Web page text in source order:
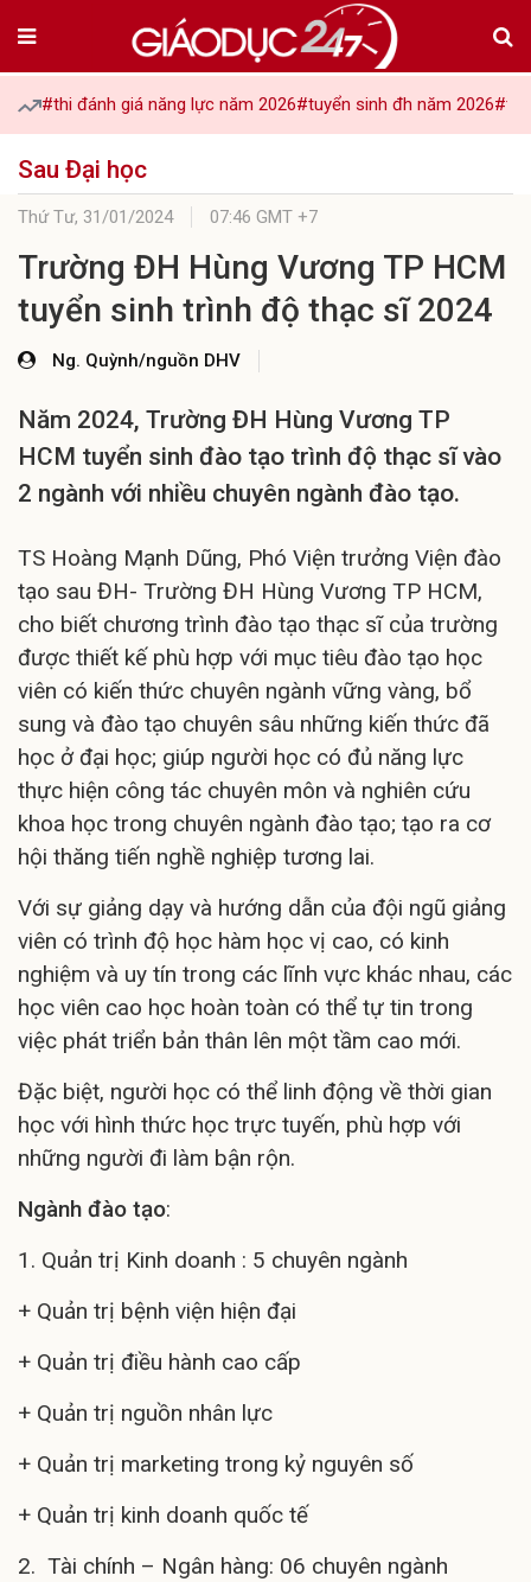
#thi đánh giá năng lực năm 2026#tuyển sinh đh năm 2026
Sau Đại học
Thứ Tư, 31/01/2024 07:46 GMT +7
Trường ĐH Hùng Vương TP HCM
tuyển sinh trình độ thạc sĩ 2024
Ng. Quỳnh/nguồn DHV
Năm 2024, Trường ĐH Hùng Vương TP
HCM tuyển sinh đào tạo trình độ thạc sĩ vào
2 ngành với nhiều chuyên ngành đào tạo.
TS Hoàng Mạnh Dũng, Phó Viện trưởng Viện đào
tạo sau ĐH- Trường ĐH Hùng Vương TP HCM,
cho biết chương trình đào tạo thạc sĩ của trường
được thiết kế phù hợp với mục tiêu đào tạo học
viên có kiến thức chuyên ngành vững vàng, bổ
sung và đào tạo chuyên sâu những kiến thức đã
học ở đại học; giúp người học có đủ năng lực
thực hiện công tác chuyên môn và nghiên cứu
khoa học trong chuyên ngành đào tạo; tạo ra cơ
hội thăng tiến nghề nghiệp tương lai.
Với sự giảng dạy và hướng dẫn của đội ngũ giảng
viên có trình độ học hàm học vị cao, có kinh
nghiệm và uy tín trong các lĩnh vực khác nhau, các
học viên cao học hoàn toàn có thể tự tin trong
việc phát triển bản thân lên một tầm cao mới.
Đặc biệt, người học có thể linh động về thời gian
học với hình thức học trực tuyến, phù hợp với
những người đi làm bận rộn.
Ngành đào tạo:
1. Quản trị Kinh doanh : 5 chuyên ngành
+ Quản trị bệnh viện hiện đại
+ Quản trị điều hành cao cấp
+ Quản trị nguồn nhân lực
+ Quản trị marketing trong kỷ nguyên số
+ Quản trị kinh doanh quốc tế
2. Tài chính – Ngân hàng: 06 chuyên ngành